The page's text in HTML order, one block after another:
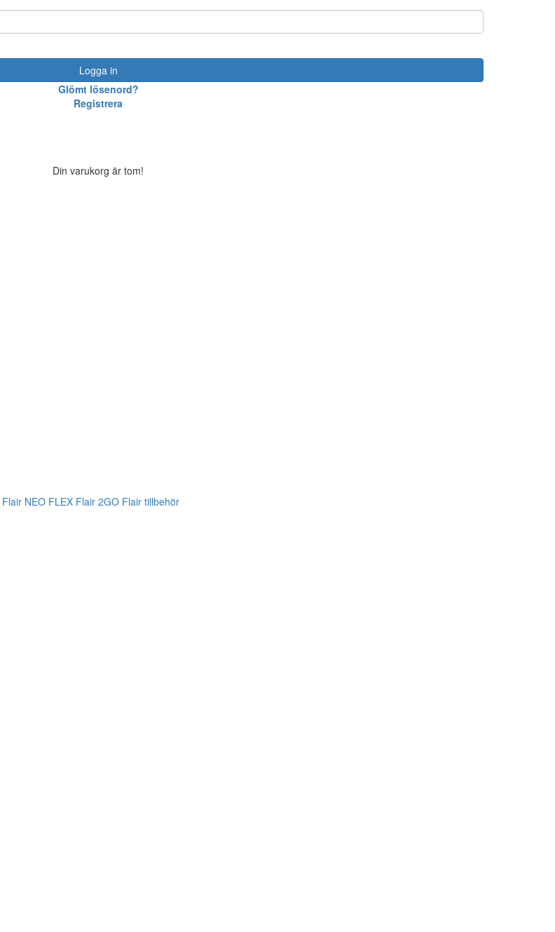
Logga in
Glömt lösenord?
Registrera
Din varukorg är tom!
Flair NEO FLEX Flair 2GO Flair tillbehör